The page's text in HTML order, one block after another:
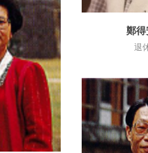
詳
鄭
退